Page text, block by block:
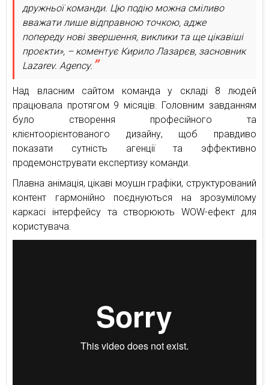
дружньої команди. Цю подію можна сміливо
вважати лише відправною точкою, адже
попереду нові звершення, виклики та ще цікавіші
проєкти», – коментує Кирило Лазарєв, засновник
Lazarev. Agency.
Над власним сайтом команда у складі 8 людей
працювала протягом 9 місяців. Головним завданням
було створення професійного та
клієнтоорієнтованого дизайну, щоб правдиво
показати сутність агенції та эффективно
продемонструвати експертизу команди.
Плавна анімація, цікаві моушн графіки, структурований
контент гармонійно поєднуються на зрозумілому
каркасі інтерфейсу та створюють WOW-ефект для
користувача.